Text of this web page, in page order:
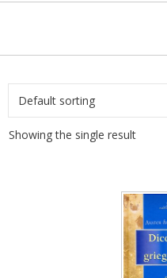
Showing the single result